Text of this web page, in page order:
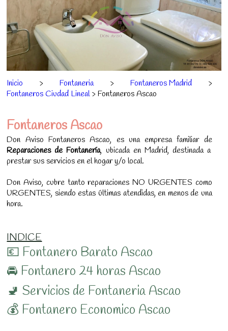
Inicio >Fontaneria> Fontaneros Madrid>
Fontaneros Ciudad Lineal> Fontaneros Ascao
Fontaneros Ascao
Don Aviso Fontaneros Ascao, es una empresa familiar de
Reparaciones de Fontanería, ubicada en Madrid, destinada a
prestar sus servicios en el hogar y/o local.
Don Aviso, cubre tanto reparaciones NO URGENTES como
URGENTES, siendo estas últimas atendidas, en menos de una
hora.
INDICE
💶 Fontanero Barato Ascao
🚘 Fontanero 24 horas Ascao
🚽 Servicios de Fontaneria Ascao
💰 Fontanero Economico Ascao